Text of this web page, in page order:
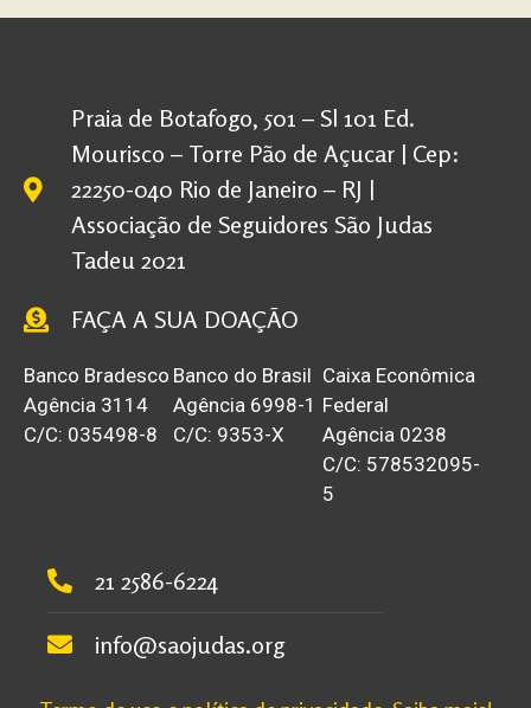
Praia de Botafogo, 501 – Sl 101 Ed.
Mourisco – Torre Pão de Açucar | Cep:
22250-040 Rio de Janeiro – RJ |
Associação de Seguidores São Judas
Tadeu 2021
FAÇA A SUA DOAÇÃO
Banco Bradesco
Agência 3114
C/C: 035498-8
Banco do Brasil
Agência 6998-1
C/C: 9353-X
Caixa Econômica
Federal
Agência 0238
C/C: 578532095-
5
21 2586-6224
info@saojudas.org